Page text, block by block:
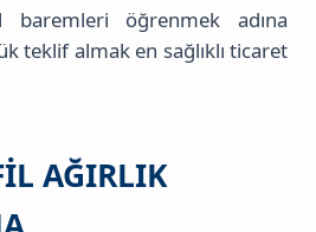
baremleri öğrenmek adına
teklif almak en sağlıklı ticaret
AĞIRLIK